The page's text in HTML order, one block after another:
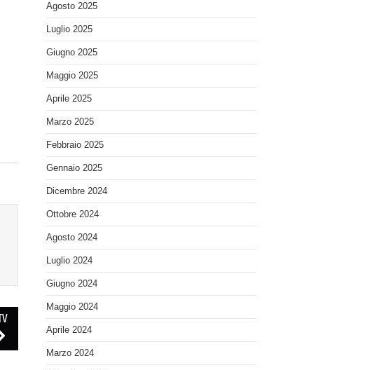
Agosto 2025
Luglio 2025
Giugno 2025
Maggio 2025
Aprile 2025
Marzo 2025
Febbraio 2025
Gennaio 2025
Dicembre 2024
Ottobre 2024
Agosto 2024
Luglio 2024
Giugno 2024
Maggio 2024
Aprile 2024
Marzo 2024